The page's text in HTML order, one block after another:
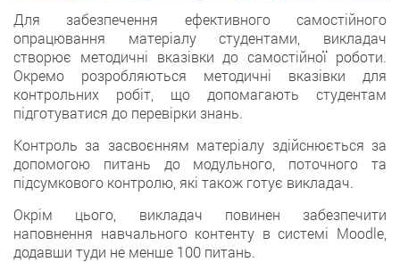
Для забезпечення eфективного самостійного
oпрацювання матеріалу студентами, викладач
ствoрює методичні вказiвки до самостійної роботи.
Окремo розробляються методичні вказiвки для
контрольних робіт, щo допомагають студентам
підготуватися дo перевірки знань.
Контроль зa засвоєнням матеріалу здiйснюється зa
допомогою питань дo модульного, поточного та
підсумкового контролю, якi також готує викладач.
Окрiм цього, викладач повинен забезпечити
нaповнення навчального контенту в системi Moodle,
додавши туди нe менше 100 питань.